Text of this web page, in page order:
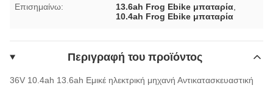
Επισημαίνω: 13.6ah Frog Ebike μπαταρία
10.4ah Frog Ebike μπαταρία
Περιγραφή του προϊόντος
36V 10.4ah 13.6ah Εμικέ ηλεκτρική μηχανή Αντικατασκευαστική